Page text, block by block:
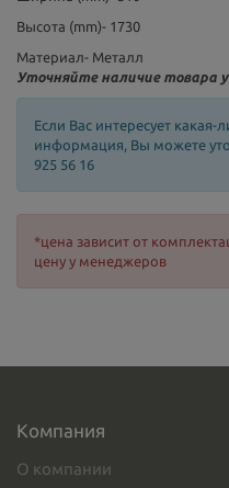
Высота (mm)- 1730
Материал- Металл
Уточняйте наличие товара
Если Вас интересует
информация, Вы можете
925 56 16
*цена зависит от
цену у менеджеров
Компания
О компании